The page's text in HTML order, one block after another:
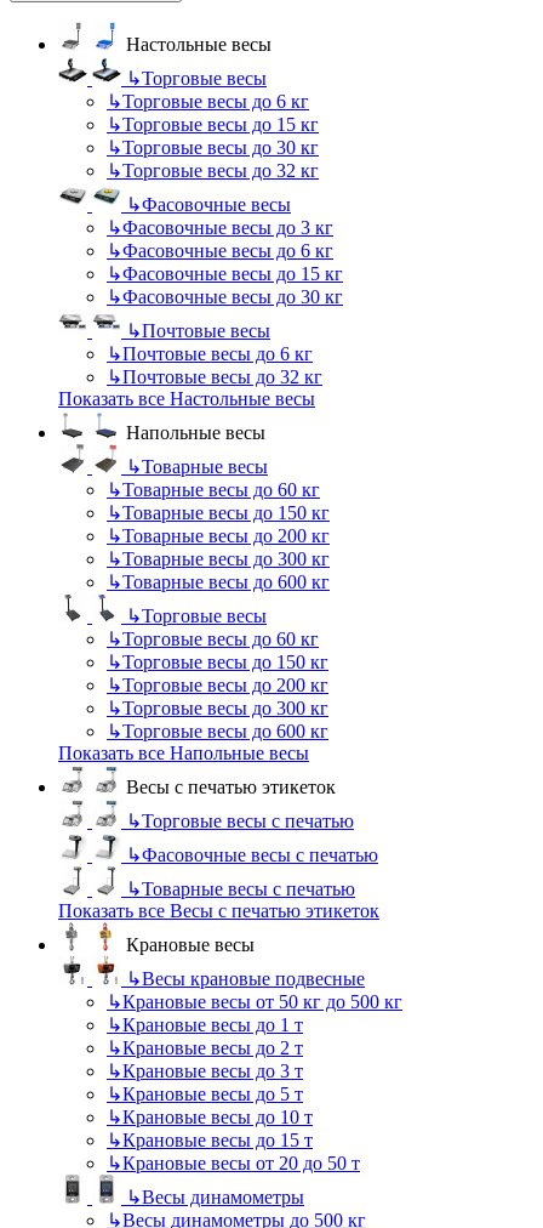
Настольные весы
↳Торговые весы
↳Торговые весы до 6 кг
↳Торговые весы до 15 кг
↳Торговые весы до 30 кг
↳Торговые весы до 32 кг
↳Фасовочные весы
↳Фасовочные весы до 3 кг
↳Фасовочные весы до 6 кг
↳Фасовочные весы до 15 кг
↳Фасовочные весы до 30 кг
↳Почтовые весы
↳Почтовые весы до 6 кг
↳Почтовые весы до 32 кг
Показать все Настольные весы
Напольные весы
↳Товарные весы
↳Товарные весы до 60 кг
↳Товарные весы до 150 кг
↳Товарные весы до 200 кг
↳Товарные весы до 300 кг
↳Товарные весы до 600 кг
↳Торговые весы
↳Торговые весы до 60 кг
↳Торговые весы до 150 кг
↳Торговые весы до 200 кг
↳Торговые весы до 300 кг
↳Торговые весы до 600 кг
Показать все Напольные весы
Весы с печатью этикеток
↳Торговые весы с печатью
↳Фасовочные весы с печатью
↳Товарные весы с печатью
Показать все Весы с печатью этикеток
Крановые весы
↳Весы крановые подвесные
↳Крановые весы от 50 кг до 500 кг
↳Крановые весы до 1 т
↳Крановые весы до 2 т
↳Крановые весы до 3 т
↳Крановые весы до 5 т
↳Крановые весы до 10 т
↳Крановые весы до 15 т
↳Крановые весы от 20 до 50 т
↳Весы динамометры
↳Весы динамометры до 500 кг